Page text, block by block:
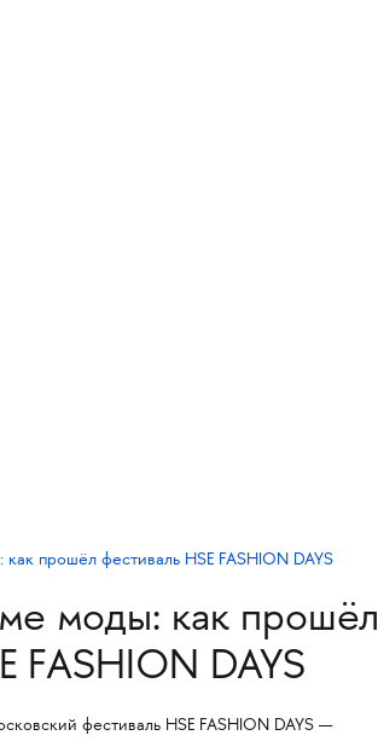
моды: как прошёл
FASHION DAYS
фестиваль HSE FASHION DAYS —